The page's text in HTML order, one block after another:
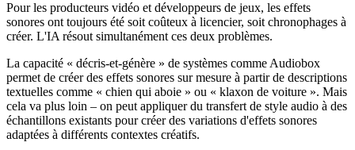
Pour les producteurs vidéo et développeurs de jeux, les effets
sonores ont toujours été soit coûteux à licencier, soit chronophages à
créer. L'IA résout simultanément ces deux problèmes.
La capacité « décris-et-génère » de systèmes comme Audiobox
permet de créer des effets sonores sur mesure à partir de descriptions
textuelles comme « chien qui aboie » ou « klaxon de voiture ». Mais
cela va plus loin – on peut appliquer du transfert de style audio à des
échantillons existants pour créer des variations d'effets sonores
adaptées à différents contextes créatifs.